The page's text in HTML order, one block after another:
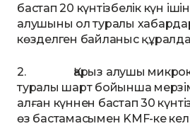
бастап 20 күнтізбелік күн
алушыны ол туралы
көзделген байланыс
2. Қарыз алушы
туралы шарт бойынша
алған күннен бастап 30
өз бастамасымен KMF-ке